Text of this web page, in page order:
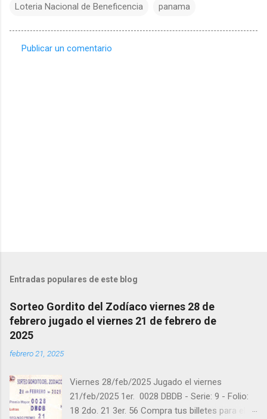
Loteria Nacional de Beneficencia panama
Publicar un comentario
Entradas populares de este blog
Sorteo Gordito del Zodíaco viernes 28 de
febrero jugado el viernes 21 de febrero de
2025
febrero 21, 2025
Viernes 28/feb/2025 Jugado el viernes
21/feb/2025 1er. 0028 DBDB - Serie: 9 - Folio:
18 2do. 21 3er. 56 Compra tus billetes para el